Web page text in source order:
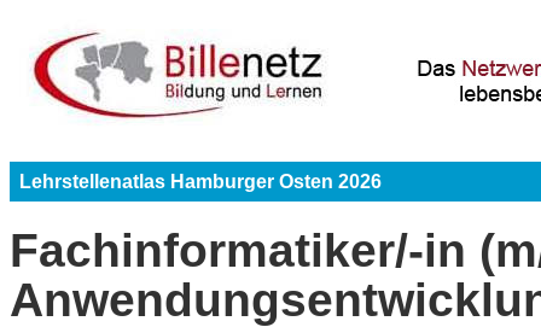
Lehrstellenatlas Hamburger Osten 2026
Fachinformatiker/-in